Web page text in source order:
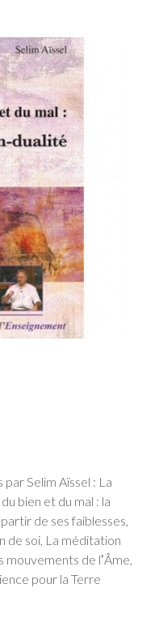
Selim Aïssel : La
bien et du mal : la
de ses faiblesses,
de soi, La méditation
mouvements de lʼÂme,
pour la Terre